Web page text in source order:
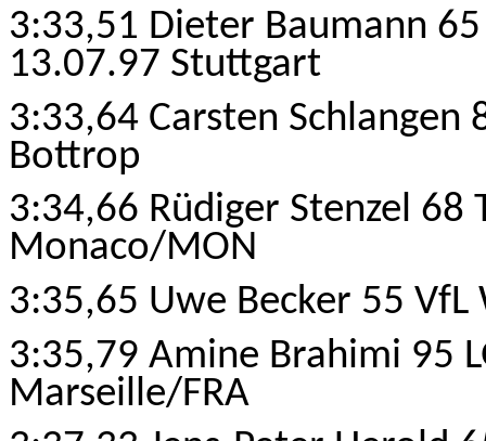
3:33,51 Dieter Baumann
13.07.97 Stuttgart
3:33,64 Carsten Schlangen
Bottrop
3:34,66 Rüdiger Stenzel
Monaco/MON
3:35,65 Uwe Becker 55
3:35,79 Amine Brahimi 95
Marseille/FRA